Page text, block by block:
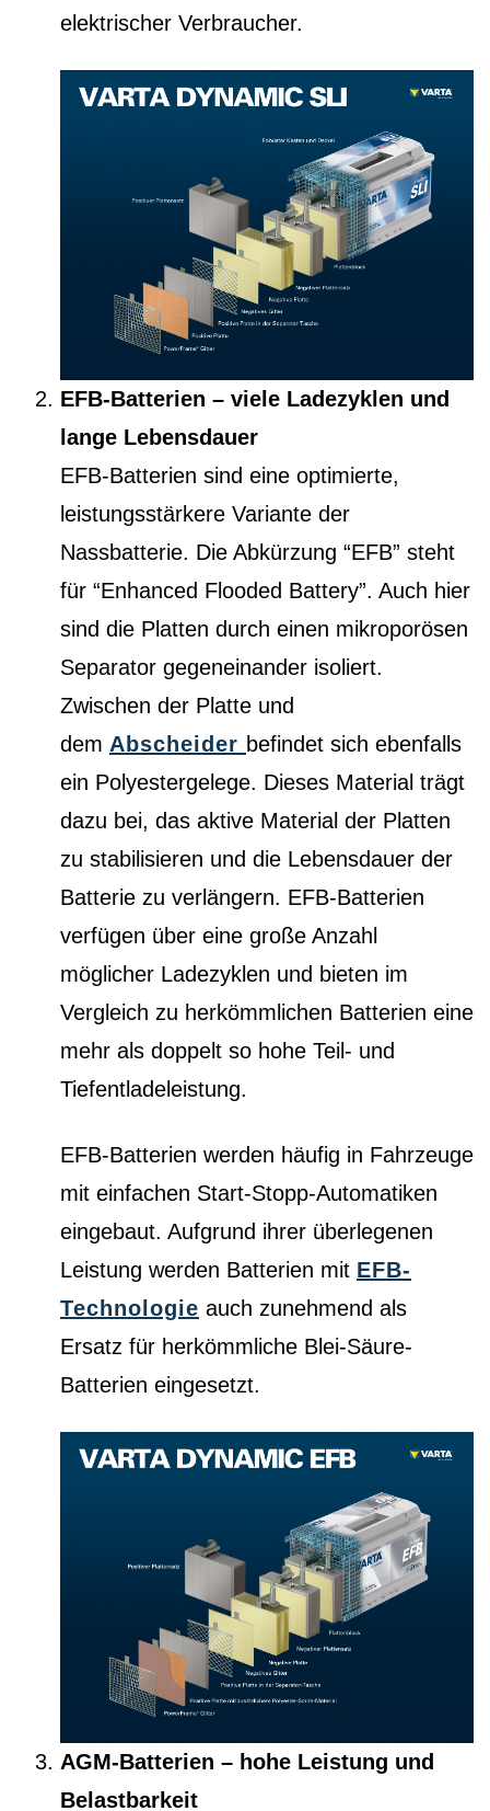
elektrischer Verbraucher.
EFB-Batterien – viele Ladezyklen und
lange Lebensdauer
EFB-Batterien sind eine optimierte,
leistungsstärkere Variante der
Nassbatterie. Die Abkürzung “EFB” steht
für “Enhanced Flooded Battery”. Auch hier
sind die Platten durch einen mikroporösen
Separator gegeneinander isoliert.
Zwischen der Platte und
dem Abscheider befindet sich ebenfalls
ein Polyestergelege. Dieses Material trägt
dazu bei, das aktive Material der Platten
zu stabilisieren und die Lebensdauer der
Batterie zu verlängern. EFB-Batterien
verfügen über eine große Anzahl
möglicher Ladezyklen und bieten im
Vergleich zu herkömmlichen Batterien eine
mehr als doppelt so hohe Teil- und
Tiefentladeleistung.
EFB-Batterien werden häufig in Fahrzeuge
mit einfachen Start-Stopp-Automatiken
eingebaut. Aufgrund ihrer überlegenen
Leistung werden Batterien mit EFB-
Technologie auch zunehmend als
Ersatz für herkömmliche Blei-Säure-
Batterien eingesetzt.
AGM-Batterien – hohe Leistung und
Belastbarkeit